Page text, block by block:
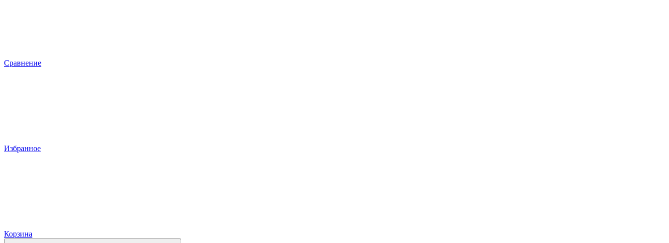
Сравнение
Избранное
Корзина